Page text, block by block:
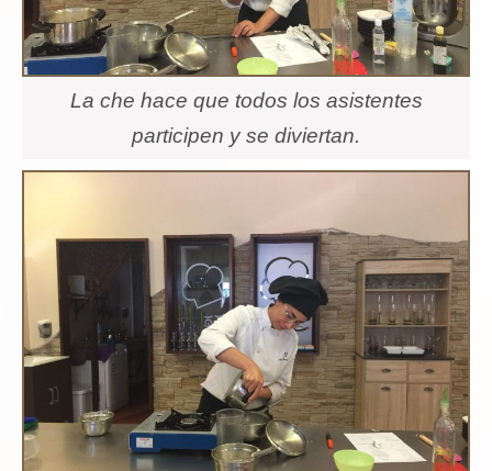
La che hace que todos los asistentes
participen y se diviertan.